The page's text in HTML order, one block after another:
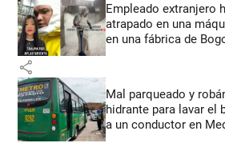
Empleado extranjero
atrapado en una
en una fábrica de
share
Mal parqueado y
hidrante para lavar el
a un conductor en